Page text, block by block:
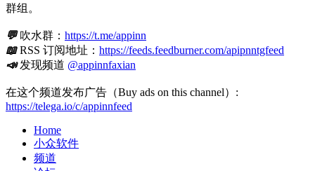
群组。
💬吹水群： https://t.me/appinn
📖RSS 订阅地址： https://feeds.feedburner.com/apipnntgfeed
📣发现频道 @appinnfaxian
在这个频道发布广告（Buy ads on this channel）:
https://telega.io/c/appinnfeed
Home
小众软件
频道